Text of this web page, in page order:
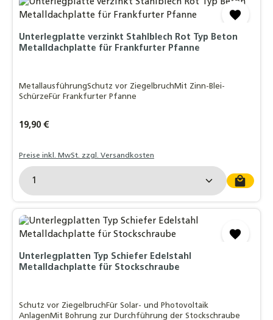
Unterlegplatte verzinkt Stahlblech Rot Typ Beton
Metalldachplatte für Frankfurter Pfanne
MetallausführungSchutz vor ZiegelbruchMit Zinn-Blei-
SchürzeFür Frankfurter Pfanne
Regulärer Preis:
19,90 €
Preise inkl. MwSt. zzgl. Versandkosten
Produkt Anzahl: Gib den gewünschten Wert
Unterlegplatten Typ Schiefer Edelstahl
Metalldachplatte für Stockschraube
Schutz vor ZiegelbruchFür Solar- und Photovoltaik
AnlagenMit Bohrung zur Durchführung der Stockschraube